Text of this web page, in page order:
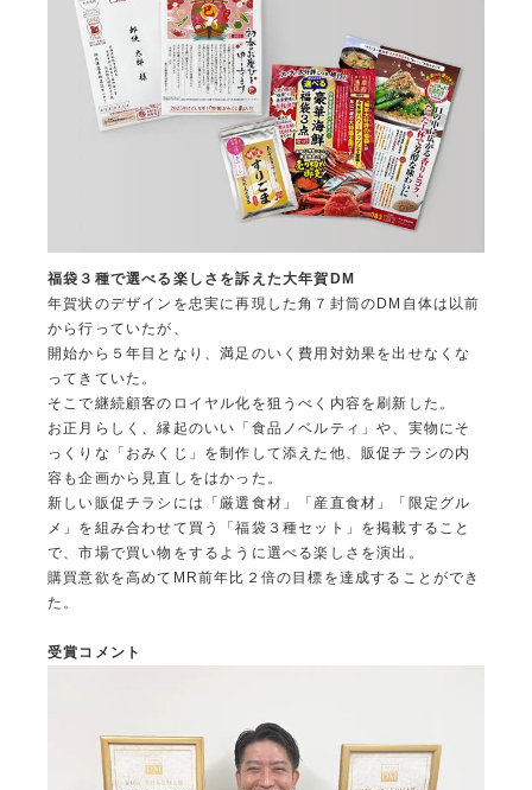
福袋３種で選べる楽しさを訴えた大年賀DM
年賀状のデザインを忠実に再現した角７封筒のDM自体は以前
から行っていたが、
開始から５年目となり、満足のいく費用対効果を出せなくな
ってきていた。
そこで継続顧客のロイヤル化を狙うべく内容を刷新した。
お正月らしく、縁起のいい「食品ノベルティ」や、実物にそ
っくりな「おみくじ」を制作して添えた他、販促チラシの内
容も企画から見直しをはかった。
新しい販促チラシには「厳選食材」「産直食材」「限定グル
メ」を組み合わせて買う「福袋３種セット」を掲載すること
で、市場で買い物をするように選べる楽しさを演出。
購買意欲を高めてMR前年比２倍の目標を達成することができ
た。
受賞コメント